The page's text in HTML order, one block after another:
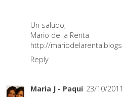
Un saludo,
Mario de la Renta
http://
Reply
Maria J - Paqui 23/10/